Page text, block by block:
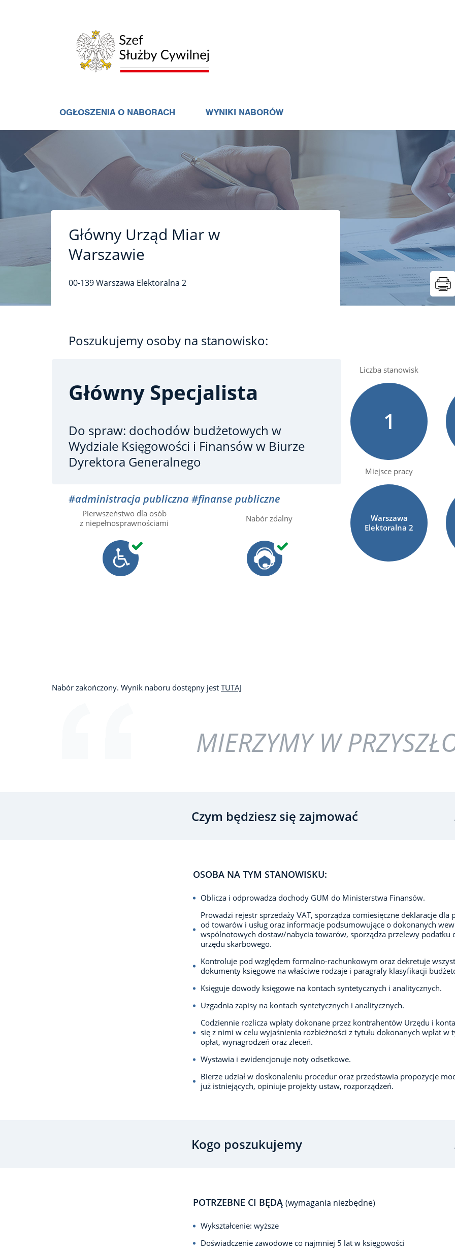
OGŁOSZENIA O NABORACH WYNIKI NABORÓW
Główny Urząd Miar w
Warszawie
00-139Warszawa Elektoralna 2
Poszukujemy osoby na stanowisko:
Główny Specjalista
Do spraw: dochodów budżetowych w
Wydziale Księgowości i Finansów w Biurze
Dyrektora Generalnego
#administracja publiczna#finanse publiczne
Pierwszeństwo dla osób
z niepełnosprawnościami
Nabór zdalny
Liczba stanowisk
1
Miejsce pracy
Warszawa
Elektoralna2
Nabór zakończony. Wynik naboru dostępny jest TUTAJ
MIERZYMY W
Czym będziesz się zajmować
OSOBA NA TYM STANOWISKU:
Oblicza i odprowadza dochody GUM do Ministerstwa Finansów.
Prowadzi rejestr sprzedaży VAT, sporządza comiesięczne deklaracje dla
od towarów i usług oraz informacje podsumowujące o dokonanych
wspólnotowych dostaw/nabycia towarów, sporządza przelewy podatku
urzędu skarbowego.
Kontroluje pod względem formalno-rachunkowym oraz dekretuje
dokumenty księgowe na właściwe rodzaje i paragrafy klasyfikacji
Księguje dowody księgowe na kontach syntetycznych i analitycznych.
Uzgadnia zapisy na kontach syntetycznych i analitycznych.
Codziennie rozlicza wpłaty dokonane przez kontrahentów Urzędu i
się z nimi w celu wyjaśnienia rozbieżności z tytułu dokonanych wpłat w
opłat, wynagrodzeń oraz zleceń.
Wystawia i ewidencjonuje noty odsetkowe.
Bierze udział w doskonaleniu procedur oraz przedstawia propozycje
już istniejących, opiniuje projekty ustaw, rozporządzeń.
Kogo poszukujemy
POTRZEBNE CI BĘDĄ (wymagania niezbędne)
Wykształcenie: wyższe
Doświadczenie zawodowe co najmniej 5 lat w księgowości